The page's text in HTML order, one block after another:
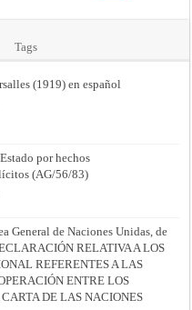
Tags
(1919) en español
por hechos
(AG/56/83)
General de Naciones Unidas, de
RELATIVA A LOS
REFERENTES A LAS
ENTRE LOS
DE LAS NACIONES